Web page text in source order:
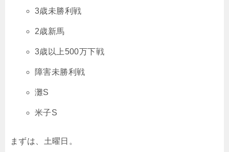
3歳未勝利戦
2歳新馬
3歳以上500万下戦
障害未勝利戦
灘S
米子S
まずは、土曜日。